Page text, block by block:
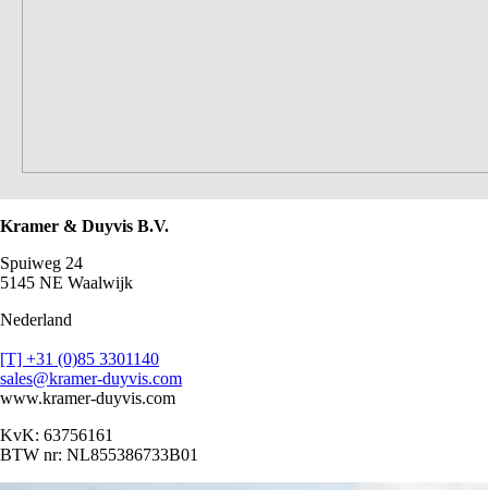
Kramer & Duyvis B.V.
Spuiweg 24
5145 NE Waalwijk
Nederland
[T] +31 (0)85 3301140
sales@kramer-duyvis.com
www.kramer-duyvis.com
KvK: 63756161
BTW nr: NL855386733B01